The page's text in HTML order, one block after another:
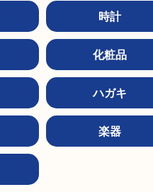
時計
化粧品
ハガキ
楽器